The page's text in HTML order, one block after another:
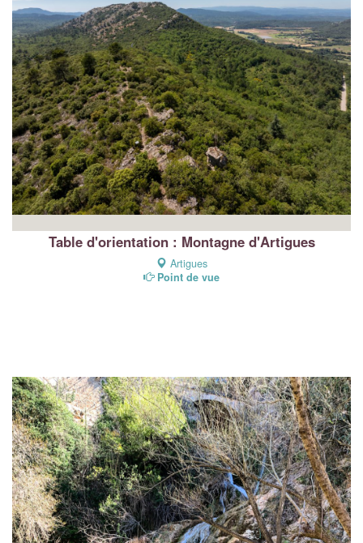
Table d'orientation : Montagne d'Artigues
Artigues
Point de vue